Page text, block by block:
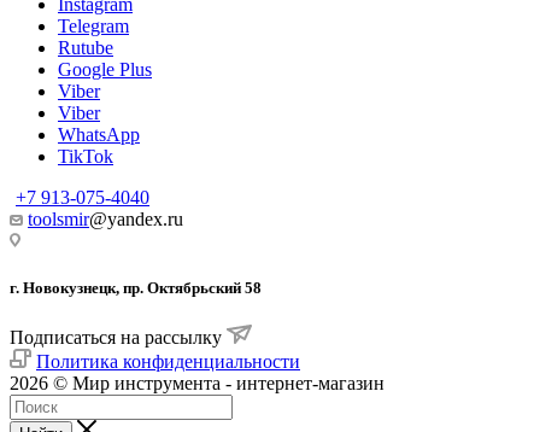
Telegram
Rutube
Google Plus
Viber
Viber
WhatsApp
TikTok
+7 913-075-4040
toolsmir@yandex.ru
г. Новокузнецк, пр. Октябрьский 58
Подписаться на рассылку
Политика конфиденциальности
2026 © Мир инструмента - интернет-магазин